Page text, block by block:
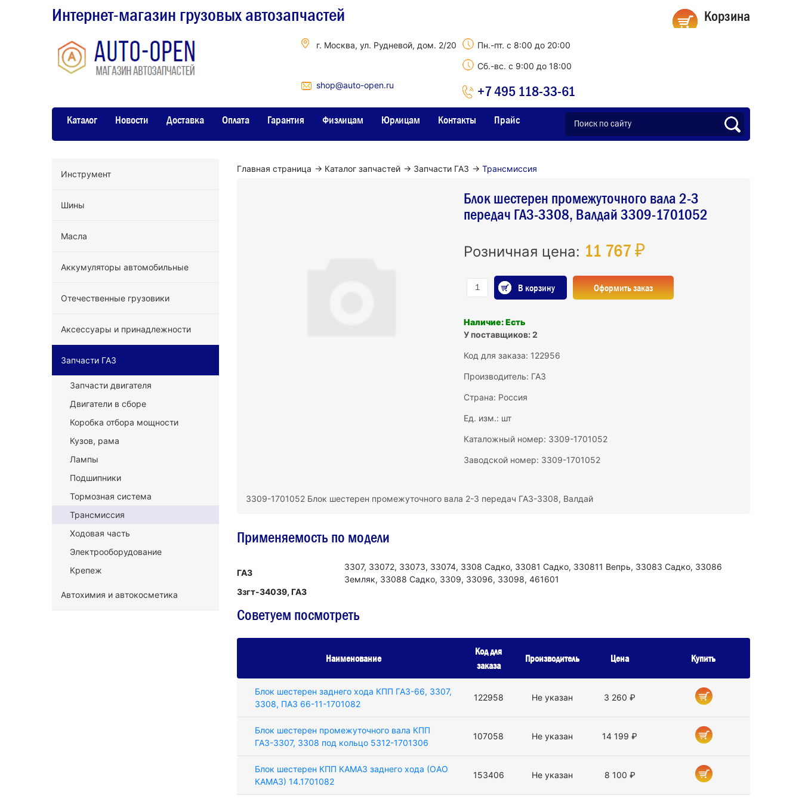
Интернет-магазин грузовых автозапчастей
г. Москва, ул. Рудневой, дом. 2/20
shop@auto-open.ru
Пн.-пт. с 8:00 до 20:00
Сб.-вс. с 9:00 до 18:00
+7 495 118-33-61
Корзина
Каталог Новости Доставка Оплата Гарантия Физлицам Юрлицам Контакты Прайс
Инструмент
Шины
Масла
Аккумуляторы автомобильные
Отечественные грузовики
Аксессуары и принадлежности
Запчасти ГАЗ
Запчасти двигателя
Двигатели в сборе
Коробка отбора мощности
Кузов, рама
Лампы
Подшипники
Тормозная система
Трансмиссия
Ходовая часть
Электрооборудование
Крепеж
Автохимия и автокосметика
Главная страница → Каталог запчастей → Запчасти ГАЗ → Трансмиссия
Блок шестерен промежуточного вала 2-3
передач ГАЗ-3308, Валдай 3309-1701052
Розничная цена: 11 767 ₽
В корзину Оформить заказ
Наличие: Есть
У поставщиков: 2
Код для заказа: 122956
Производитель: ГАЗ
Страна: Россия
Ед. изм.: шт
Каталожный номер: 3309-1701052
Заводской номер: 3309-1701052
3309-1701052 Блок шестерен промежуточного вала 2-3 передач ГАЗ-3308, Валдай
Применяемость по модели
ГАЗ
3307, 33072, 33073, 33074, 3308 Садко, 33081 Садко, 330811 Вепрь, 33083 Садко, 33086
Земляк, 33088 Садко, 3309, 33096, 33098, 461601
Ззгт-34039, ГАЗ
Советуем посмотреть
Наименование
Код для
заказа
Производитель Цена Купить
Блок шестерен заднего хода КПП ГАЗ-66, 3307,
3308, ПАЗ 66-11-1701082
122958 Не указан 3 260 ₽
Блок шестерен промежуточного вала КПП
ГАЗ-3307, 3308 под кольцо 5312-1701306
107058 Не указан 14 199 ₽
Блок шестерен КПП КАМАЗ заднего хода (ОАО
КАМАЗ) 14.1701082
153406 Не указан 8 100 ₽